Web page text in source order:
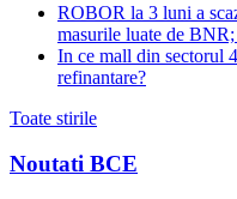
ROBOR la 3 luni a
masurile luate de BNR;
In ce mall din sectorul
refinantare?
Toate stirile
Noutati BCE